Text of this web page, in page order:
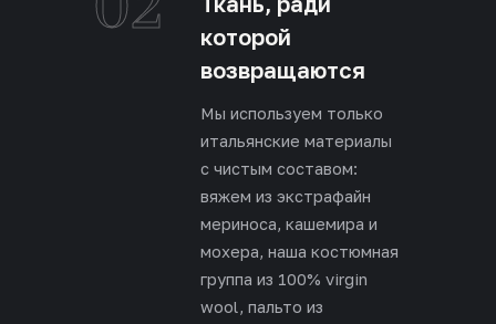
которой
возвращаются
Мы используем только
итальянские материалы
с чистым составом:
вяжем из экстрафайн
мериноса, кашемира и
мохера, наша костюмная
группа из 100% virgin
wool, пальто из